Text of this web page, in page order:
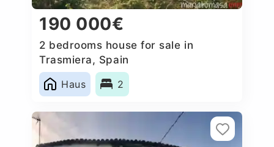
190 000€
2 bedrooms house for sale in
Trasmiera, Spain
Haus
2